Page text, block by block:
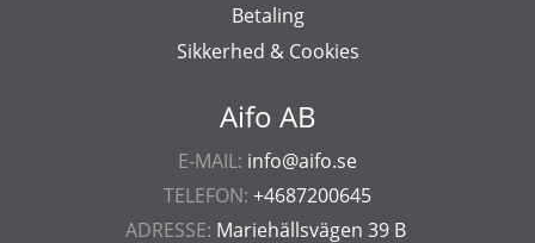
Aifo AB
E-MAIL: info@aifo.se
TELEFON: +4687200645
ADRESSE: Mariehällsvägen 39 B
Betaling
Sikkerhed & Cookies